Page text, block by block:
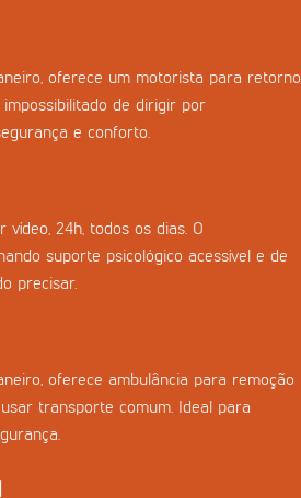
oferece um motorista para retorno
de dirigir por
e conforto.
24h, todos os dias. O
suporte psicológico acessível e de
precisar.
oferece ambulância para remoção
transporte comum. Ideal para